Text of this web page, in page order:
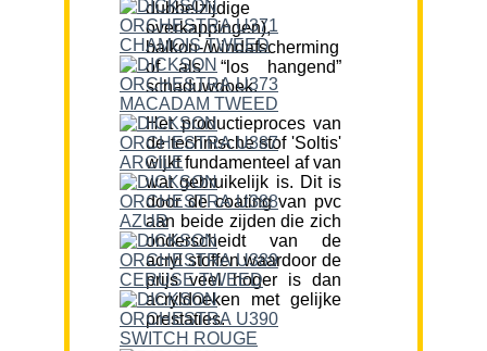
dubbelzijdige
overkappingen),
balkon-/windafscherming
of als “los hangend”
schaduwdoek.
Het productieproces van
de technische stof 'Soltis'
wijkt fundamenteel af van
wat gebruikelijk is. Dit is
door de coating van pvc
aan beide zijden die zich
onderscheidt van de
acryl stoffen waardoor de
prijs veel hoger is dan
acryldoeken met gelijke
prestaties.